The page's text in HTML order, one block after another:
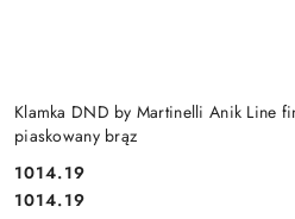
Klamka DND by Martinelli Anik Line
piaskowany brąz
Cena:
1014.19
Cena:
1014.19